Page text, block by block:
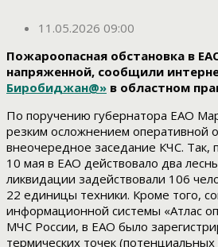
11.05.2026 09:00
Пожароопасная обстановка в
напряженной, сообщили
Биробиджан@» в областном
По поручению губернатора ЕАО
резким осложнением оперативной
внеочередное заседание КЧС. Так,
10 мая в ЕАО действовало два
ликвидации задействовали 106
22 единицы техники. Кроме того,
информационной системы «Атлас
МЧС России, в ЕАО было
термических точек